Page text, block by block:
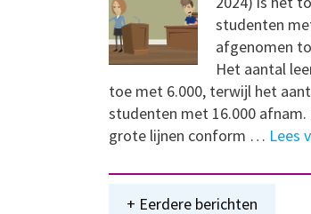
studenten
afgenomen
Het aantal
toe met 6.000, terwijl het
studenten met 16.000 afnam.
grote lijnen conform … Lees
+ Eerdere berichten